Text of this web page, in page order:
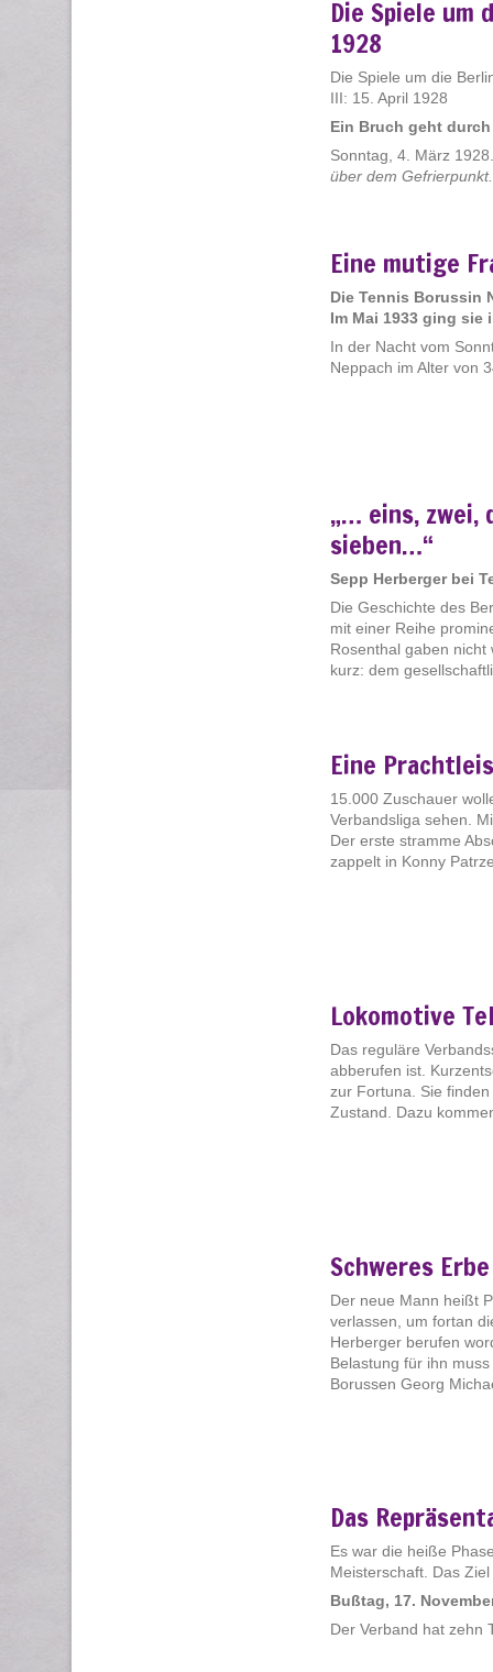
Die Spiele
1928
Die Spiele um die
III: 15. April 1928
Ein Bruch geht
Sonntag, 4. März 1928.
über dem Gefrierpunkt.
Eine mutige
Die Tennis Borussin
Im Mai 1933 ging sie
In der Nacht vom
Neppach im Alter von
„… eins, zwei,
sieben…“
Sepp Herberger bei
Die Geschichte des
mit einer Reihe
Rosenthal gaben
kurz: dem
Eine
15.000 Zuschauer
Verbandsliga sehen.
Der erste stramme
zappelt in Konny
Lokomotive
Das reguläre
abberufen ist.
zur Fortuna. Sie
Zustand. Dazu
Schweres
Der neue Mann heißt
verlassen, um fortan
Herberger berufen
Belastung für ihn
Borussen Georg
Das
Es war die heiße
Meisterschaft. Das
Bußtag, 17.
Der Verband hat zehn